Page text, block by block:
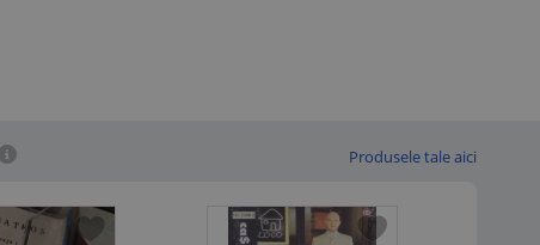
Produsele tale aici